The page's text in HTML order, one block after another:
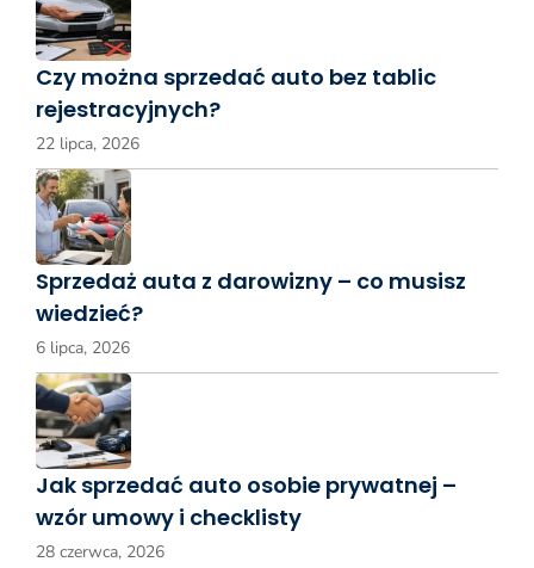
Czy można sprzedać auto bez tablic
rejestracyjnych?
22 lipca, 2026
Sprzedaż auta z darowizny – co musisz
wiedzieć?
6 lipca, 2026
Jak sprzedać auto osobie prywatnej –
wzór umowy i checklisty
28 czerwca, 2026